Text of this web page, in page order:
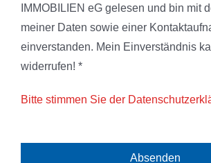
IMMOBILIEN eG gelesen und bin mit
meiner Daten sowie einer
einverstanden. Mein Einverständnis
widerrufen! *
Bitte stimmen Sie der